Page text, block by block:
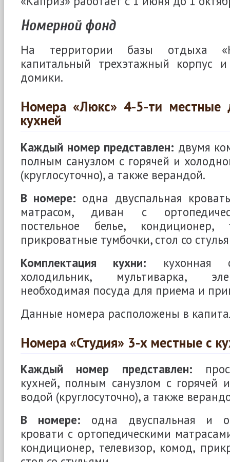
Номерной фонд
На территории базы отдыха
капитальный трехэтажный корпус
домики.
Номера «Люкс» 4-5-ти местные
кухней
Каждый номер представлен: двумя
полным санузлом с горячей и
(круглосуточно), а также верандой.
В номере: одна двуспальная
матрасом, диван с
постельное белье, кондиционер,
прикроватные тумбочки, стол со
Комплектация кухни: кухонная
холодильник, мультиварка,
необходимая посуда для приема и
Данные номера расположены в
Номера «Студия» 3-х местные с
Каждый номер представлен:
кухней, полным санузлом с горячей
водой (круглосуточно), а также
В номере: одна двуспальная и
кровати с ортопедическими
кондиционер, телевизор, комод,